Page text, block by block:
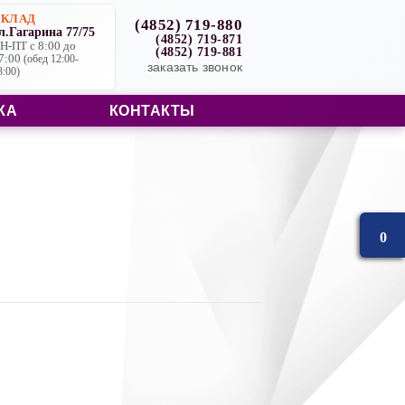
77/75
ПТ с 8:00 до
(обед 12:00-
(4852) 719-880
(4852) 719-871
(4852) 719-881
заказать звонок
КОНТАКТЫ
0